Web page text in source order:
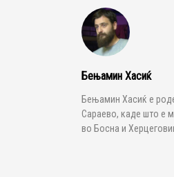
Бењамин Хасиќ
Бењамин Хасиќ е
Сараево, каде што е
во Босна и